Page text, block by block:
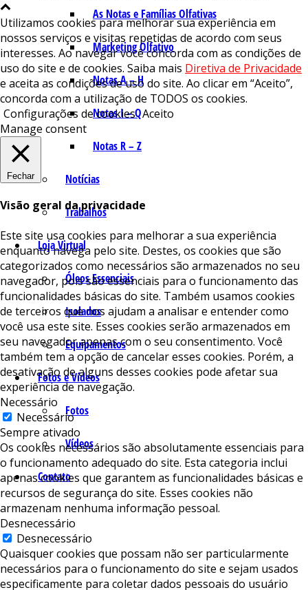
As Notas e Famílias Olfativas
Marketing Olfativo
Notas A – H
Notas I – Q
Notas R – Z
Notícias
Trabalhos
Loja Virtual
Óleos Essenciais
Isolados
Equipamentos
Fotos e Vídeos
Fotos
Vídeos
Contato
Utilizamos cookies para melhorar sua experiência em
nossos serviços e visitas repetidas de acordo com seus
interesses. Ao navegar você concorda com as condições de
uso do site e de cookies. Saiba mais Diretiva de Privacidade
e aceita as condições de uso do site. Ao clicar em “Aceito”,
concorda com a utilização de TODOS os cookies.
Configurações de cookies Aceito
Manage consent
Fechar
Visão geral da privacidade
Este site usa cookies para melhorar a sua experiência
enquanto navega pelo site. Destes, os cookies que são
categorizados como necessários são armazenados no seu
navegador, pois são essenciais para o funcionamento das
funcionalidades básicas do site. Também usamos cookies
de terceiros que nos ajudam a analisar e entender como
você usa este site. Esses cookies serão armazenados em
seu navegador apenas com o seu consentimento. Você
também tem a opção de cancelar esses cookies. Porém, a
desativação de alguns desses cookies pode afetar sua
experiência de navegação.
Necessário
Necessário
Sempre ativado
Os cookies necessários são absolutamente essenciais para
o funcionamento adequado do site. Esta categoria inclui
apenas cookies que garantem as funcionalidades básicas e
recursos de segurança do site. Esses cookies não
armazenam nenhuma informação pessoal.
Desnecessário
Desnecessário
Quaisquer cookies que possam não ser particularmente
necessários para o funcionamento do site e sejam usados ​​
especificamente para coletar dados pessoais do usuário